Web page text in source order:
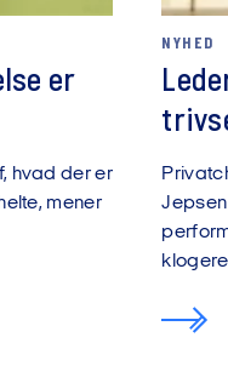
er
hvad der er
mener
NYHED